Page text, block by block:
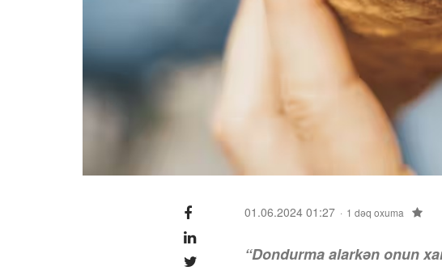
01.06.2024 01:27 1 dəq oxuma
“Dondurma alarkən onun